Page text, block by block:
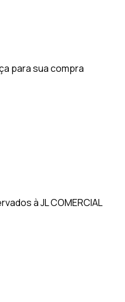
para sua compra
à JL COMERCIAL